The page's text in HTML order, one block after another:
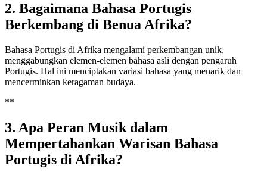
2. Bagaimana Bahasa Portugis
Berkembang di Benua Afrika?
Bahasa Portugis di Afrika mengalami perkembangan unik,
menggabungkan elemen-elemen bahasa asli dengan pengaruh
Portugis. Hal ini menciptakan variasi bahasa yang menarik dan
mencerminkan keragaman budaya.
**
3. Apa Peran Musik dalam
Mempertahankan Warisan Bahasa
Portugis di Afrika?